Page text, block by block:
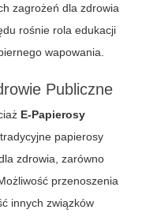
zagrożeń dla zdrowia
rośnie rola edukacji
wapowania.
Publiczne
E-Papierosy
papierosy
zdrowia, zarówno
przenoszenia
innych związków